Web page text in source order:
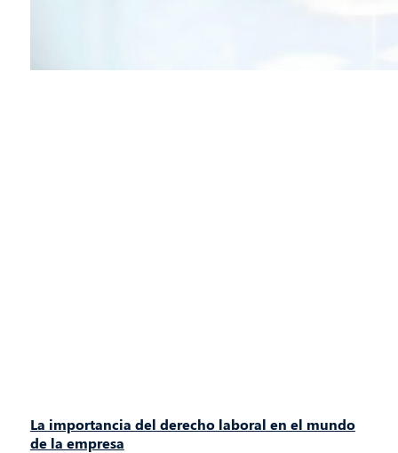
La importancia del derecho laboral en el mundo
de la empresa